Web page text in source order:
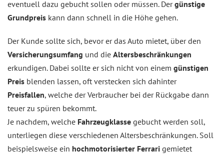
eventuell dazu gebucht sollen oder müssen. Dergünstige
Grundpreis kann dann schnell in die Höhe gehen.
Der Kunde sollte sich, bevor er das Auto mietet, über den
Versicherungsumfang und die Altersbeschränkungen
erkundigen. Dabei sollte er sich nicht von einem günstigen
Preis blenden lassen, oft verstecken sich dahinter
Preisfallen, welche der Verbraucher bei der Rückgabe dann
teuer zu spüren bekommt.
Je nachdem, welche Fahrzeugklasse gebucht werden soll,
unterliegen diese verschiedenen Altersbeschränkungen. Soll
beispielsweise ein hochmotorisierter Ferrari gemietet